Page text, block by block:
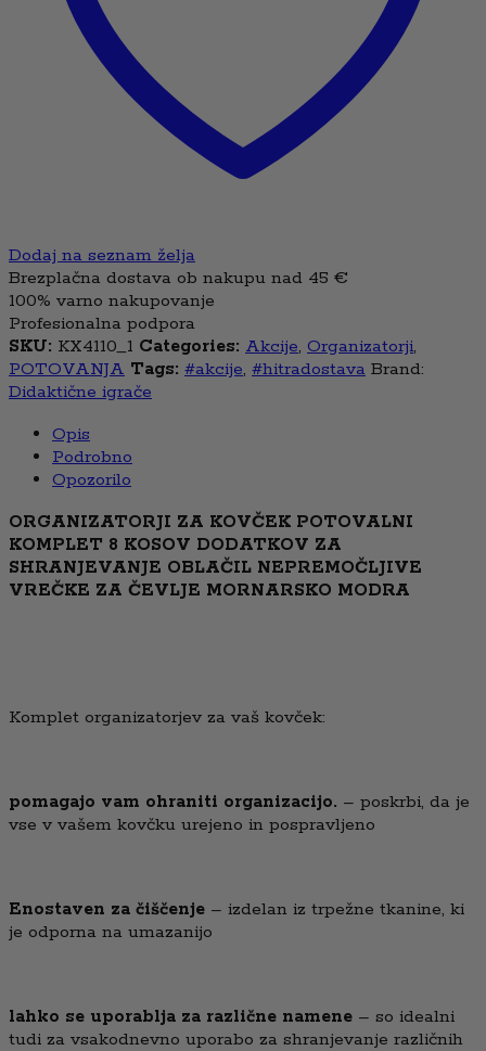
Dodaj na seznam želja
Brezplačna dostava ob nakupu nad 45 €
100% varno nakupovanje
Profesionalna podpora
SKU: KX4110_1 Categories: Akcije, Organizatorji,
POTOVANJA Tags: #akcije, #hitradostava Brand:
Didaktične igrače
Opis
Podrobno
Opozorilo
ORGANIZATORJI ZA KOVČEK POTOVALNI
KOMPLET 8 KOSOV DODATKOV ZA
SHRANJEVANJE OBLAČIL NEPREMOČLJIVE
VREČKE ZA ČEVLJE MORNARSKO MODRA
Komplet organizatorjev za vaš kovček:
pomagajo vam ohraniti organizacijo. – poskrbi, da je
vse v vašem kovčku urejeno in pospravljeno
Enostaven za čiščenje – izdelan iz trpežne tkanine, ki
je odporna na umazanijo
lahko se uporablja za različne namene – so idealni
tudi za vsakodnevno uporabo za shranjevanje različnih